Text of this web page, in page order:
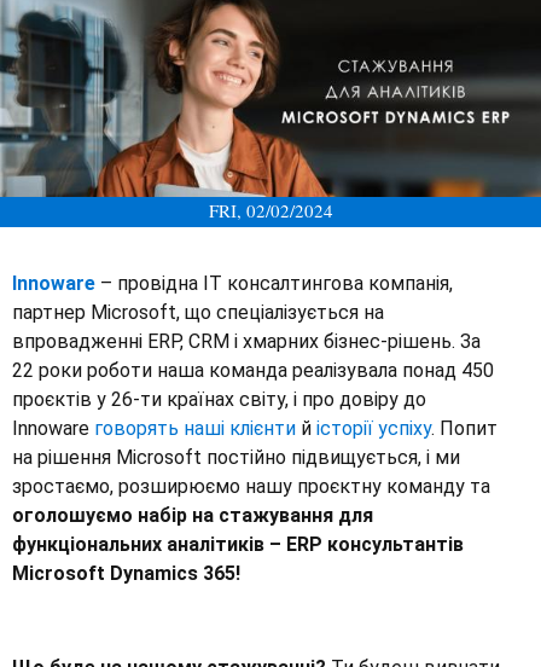
FRI, 02/02/2024
Innoware – провідна ІТ консалтингова компанія,
партнер Microsoft, що спеціалізується на
впровадженні ERP, CRM і хмарних бізнес-рішень. За
22 роки роботи наша команда реалізувала понад 450
проєктів у 26-ти країнах світу, і про довіру до
Innoware говорять наші клієнти й історії успіху. Попит
на рішення Microsoft постійно підвищується, і ми
зростаємо, розширюємо нашу проєктну команду та
оголошуємо набір на стажування для
функціональних аналітиків – ERP консультантів
Microsoft Dynamics 365!